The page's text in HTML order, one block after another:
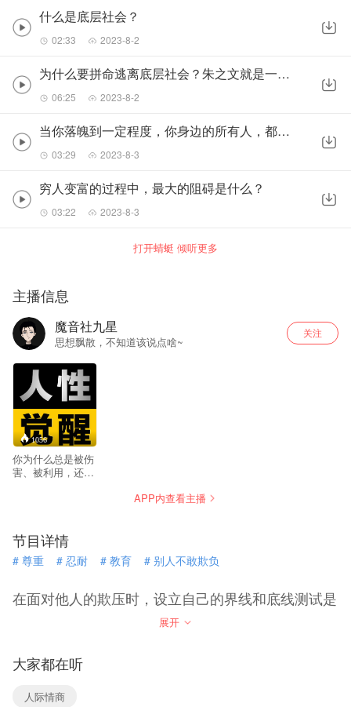
什么是底层社会？
02:33 2023-8-2
为什么要拼命逃离底层社会？朱之文就是一个血泪教训！
06:25 2023-8-2
当你落魄到一定程度，你身边的所有人，都会变成兽！
03:29 2023-8-3
穷人变富的过程中，最大的阻碍是什么？
03:22 2023-8-3
打开蜻蜓 倾听更多
主播信息
魔音社九星
思想飘散，不知道该说点啥~
关注
1056
你为什么总是被伤
害、被利用，还总
底都是因为对人性
认知不够深刻。 我
们所处的社会是由
转的规则，权利的
游戏，财富的密
古代叫帝王术，在
这个世界上，不懂
当成鱼肉，躺在食
APP内查看主播
节目详情
# 尊重 # 忍耐 # 教育 # 别人不敢欺负
在面对他人的欺压时，设立自己的界线和底线测试是
非常重要的。通过坚决、有力地抵制，可以防止他们
毫无教养的人，应该毫不留情地表达自己的态度，并
坚持尊重和保护自己。忍耐并非解决问题之道，只有
坦白、爱恨分明才能赢得他人的尊重。
展开
大家都在听
人际情商